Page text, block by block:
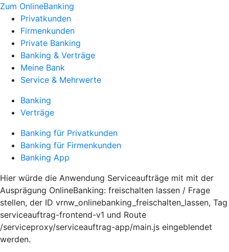
Zum OnlineBanking
Privatkunden
Firmenkunden
Private Banking
Banking & Verträge
Meine Bank
Service & Mehrwerte
Banking
Verträge
Banking für Privatkunden
Banking für Firmenkunden
Banking App
Hier würde die Anwendung Serviceaufträge mit mit der
Ausprägung OnlineBanking: freischalten lassen / Frage
stellen, der ID vrnw_onlinebanking_freischalten_lassen, Tag
serviceauftrag-frontend-v1 und Route
/serviceproxy/serviceauftrag-app/main.js eingeblendet
werden.